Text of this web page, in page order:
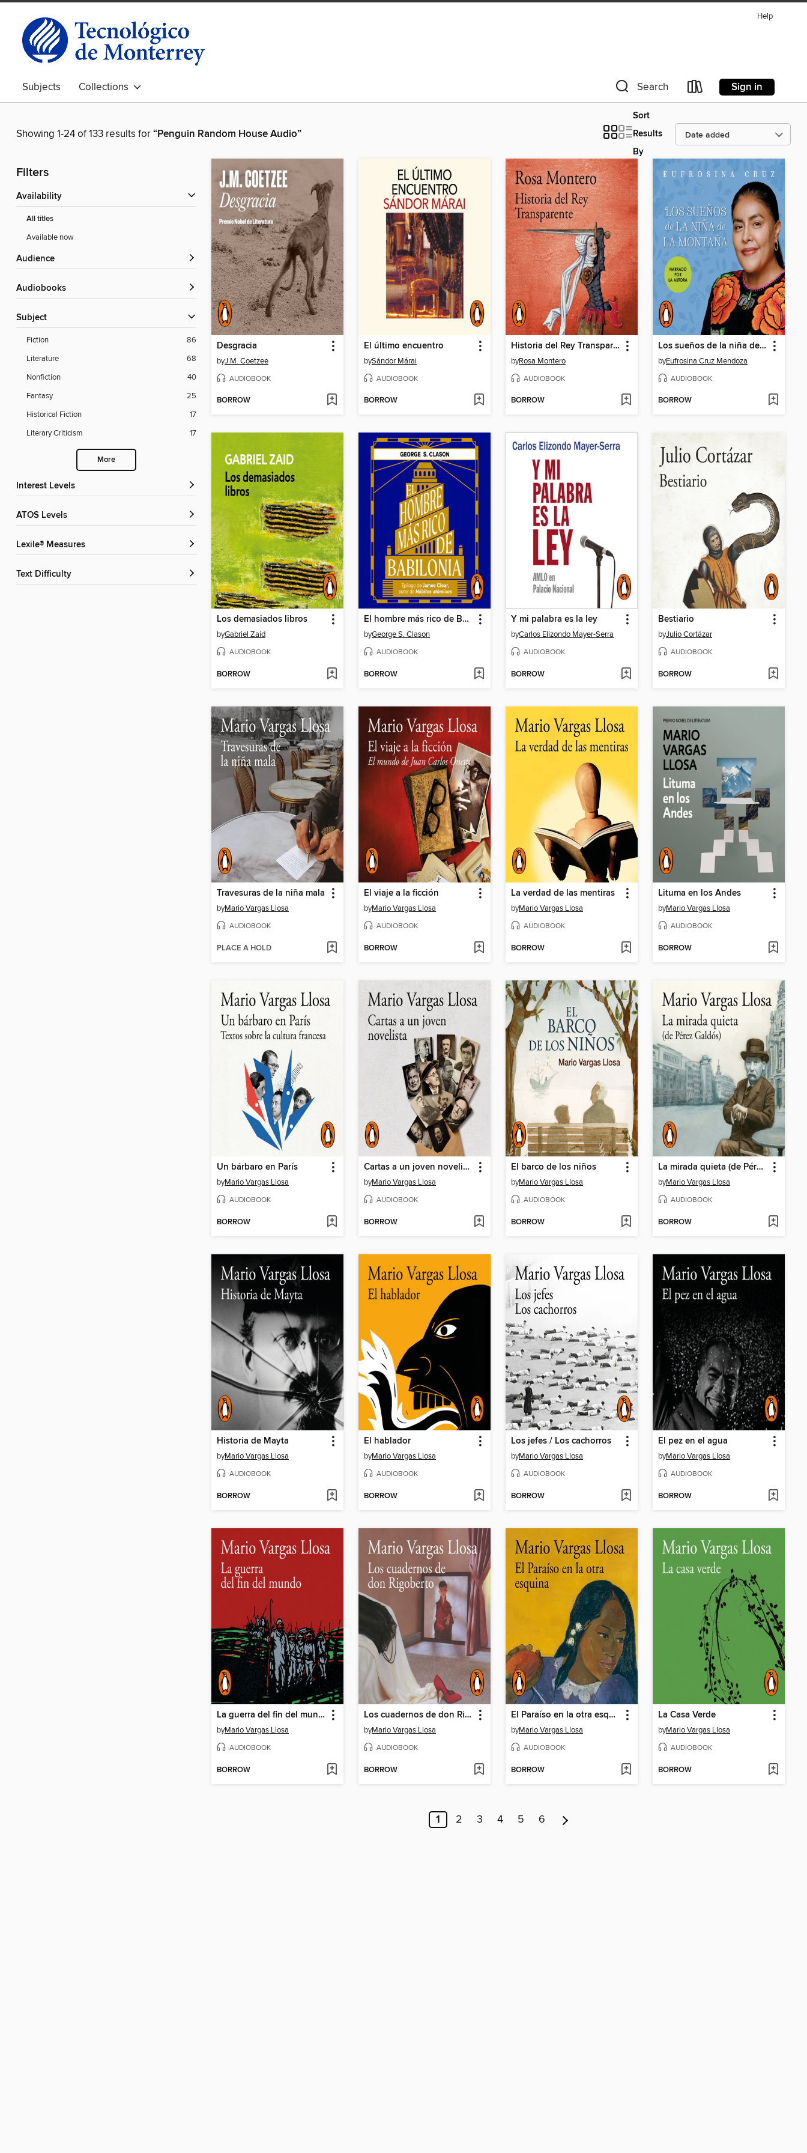
Help
Subjects Collections Search Sign in
Showing 1-24 of 133 results for“Penguin Random House Audio”
Sort
Results
By
Filters
Availability
All titles
Available now
Audience
Audiobooks
Subject
Fiction
86
Literature
68
Nonfiction
40
Fantasy
25
Historical Fiction
17
Literary Criticism
17
More
Interest Levels
ATOS Levels
Lexile® Measures
Text Difficulty
Desgracia
byJ.M. Coetzee
AUDIOBOOK
BORROW
El último encuentro
bySándor Márai
AUDIOBOOK
BORROW
Historia del Rey Transparente
byRosa Montero
AUDIOBOOK
BORROW
Los sueños de la niña de la montaña
byEufrosina Cruz Mendoza
AUDIOBOOK
BORROW
Los demasiados libros
byGabriel Zaid
AUDIOBOOK
BORROW
El hombre más rico de Babilonia
byGeorge S. Clason
AUDIOBOOK
BORROW
Y mi palabra es la ley
byCarlos Elizondo Mayer-Serra
AUDIOBOOK
BORROW
Bestiario
byJulio Cortázar
AUDIOBOOK
BORROW
Travesuras de la niña mala
byMario Vargas Llosa
AUDIOBOOK
PLACE A HOLD
El viaje a la ficción
byMario Vargas Llosa
AUDIOBOOK
BORROW
La verdad de las mentiras
byMario Vargas Llosa
AUDIOBOOK
BORROW
Lituma en los Andes
byMario Vargas Llosa
AUDIOBOOK
BORROW
Un bárbaro en París
byMario Vargas Llosa
AUDIOBOOK
BORROW
Cartas a un joven novelista
byMario Vargas Llosa
AUDIOBOOK
BORROW
El barco de los niños
byMario Vargas Llosa
AUDIOBOOK
BORROW
La mirada quieta (de Pérez Galdós)
byMario Vargas Llosa
AUDIOBOOK
BORROW
Historia de Mayta
byMario Vargas Llosa
AUDIOBOOK
BORROW
El hablador
byMario Vargas Llosa
AUDIOBOOK
BORROW
Los jefes / Los cachorros
byMario Vargas Llosa
AUDIOBOOK
BORROW
El pez en el agua
byMario Vargas Llosa
AUDIOBOOK
BORROW
La guerra del fin del mundo
byMario Vargas Llosa
AUDIOBOOK
BORROW
Los cuadernos de don Rigoberto
byMario Vargas Llosa
AUDIOBOOK
BORROW
El Paraíso en la otra esquina
byMario Vargas Llosa
AUDIOBOOK
BORROW
La Casa Verde
byMario Vargas Llosa
AUDIOBOOK
BORROW
1 2 3 4 5 6